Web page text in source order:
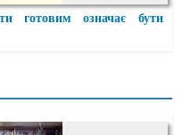
готовим означає бути